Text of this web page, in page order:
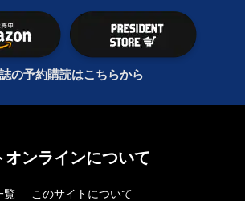
の予約購読はこちらから
オンラインについて
覧
このサイトについて